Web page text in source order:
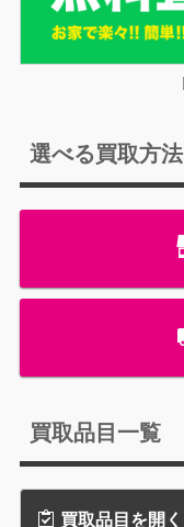
選べる買取方法
買取品目一覧
買取品目を開く